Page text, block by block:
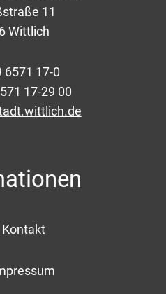
11
Wittlich
6571 17-0
17-29 00
Kontakt